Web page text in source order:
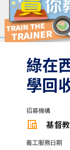
綠在
學回
招募機構
基督
義工服務日期